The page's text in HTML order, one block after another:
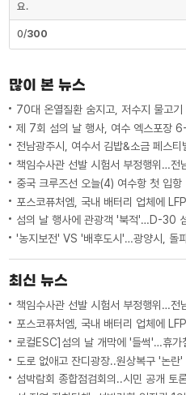
요.
0/300
많이 본 뉴스
70대 온열질환 숨지고, 저수지 물고기
제 7회 섬의 날 행사, 여수 엑스포장
전남광주시, 여수서 김밥&소금 페스티
책임수사관 선발 시험서 부정행위…전
중국 크루즈선 오늘(4) 여수항 첫 입항
포스코퓨처엠, 국내 배터리 업체에
섬의 날 행사에 관광객 '북적'…D-30
'농지보전' VS '배후도시'…광양시, 돌
최신 뉴스
책임수사관 선발 시험서 부정행위…전
포스코퓨처엠, 국내 배터리 업체에
로컬ESC]섬의 날 개막에 '들썩'…휴가
도로 없애고 잔디광장..원상복구 '논란'
섬박람회 종합점검회의..시민 공개 토